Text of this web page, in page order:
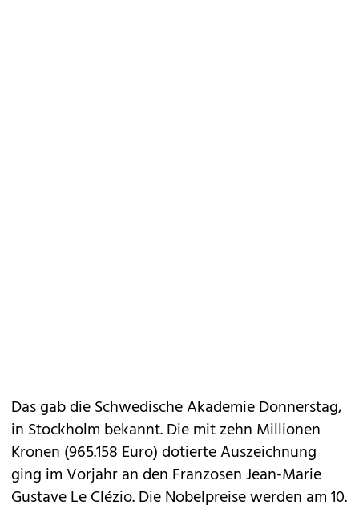
Das gab die Schwedische Akademie Donnerstag,
in Stockholm bekannt. Die mit zehn Millionen
Kronen (965.158 Euro) dotierte Auszeichnung
ging im Vorjahr an den Franzosen Jean-Marie
Gustave Le Clézio. Die Nobelpreise werden am 10.